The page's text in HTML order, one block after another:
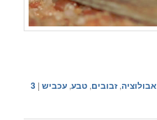
אבולוציה,זבובים,טבע,עכביש |
3